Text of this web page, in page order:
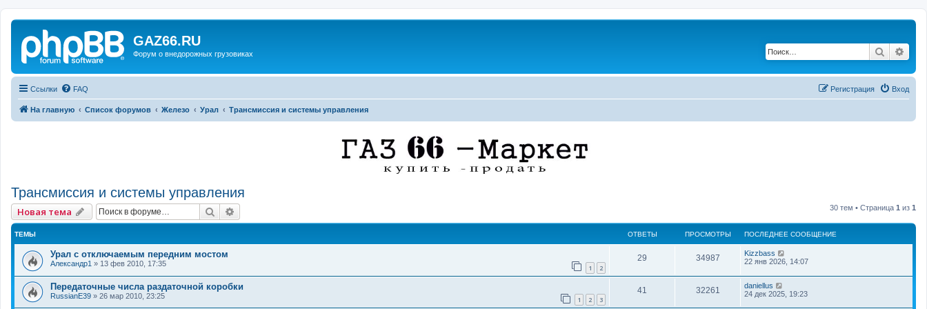
GAZ66.RU
Форум о внедорожных грузовиках Поиск
Ссылки FAQ Вход
Регистрация
На главную Список форумов Железо Урал Трансмиссия и системы управления
Трансмиссия и системы управления
Новая тема Поиск 30 тем • Страница 1 из 1
ТЕМЫ ОТВЕТЫ ПРОСМОТРЫ ПОСЛЕДНЕЕ СООБЩЕНИЕ
Урал с отключаемым передним мостом
Александр1 » 13 фев 2010, 17:35 1 2
29 34987
Kizzbass
22 янв 2026, 14:07
Передаточные числа раздаточной коробки
RussianE39 » 26 мар 2010, 23:25 1 2 3
41 32261
daniellus
24 дек 2025, 19:23